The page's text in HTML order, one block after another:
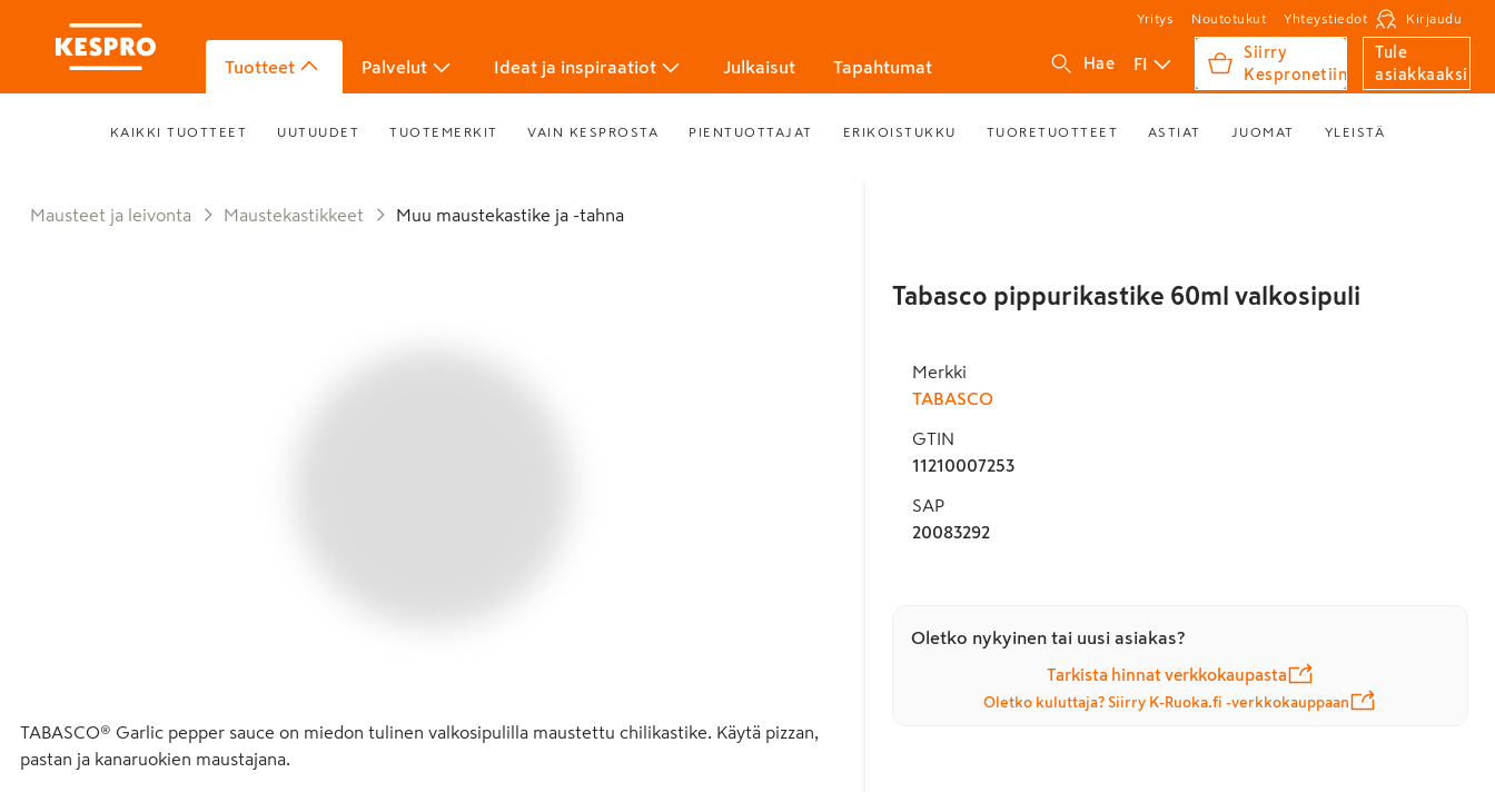
Yritys Noutotukut Yhteystiedot Kirjaudu
Tuotteet Palvelut Ideat ja inspiraatiot Julkaisut Tapahtumat Hae FI
Siirry
Kespronetiin
Tule
asiakkaaksi
KAIKKI TUOTTEET UUTUUDET TUOTEMERKIT VAIN KESPROSTA PIENTUOTTAJAT ERIKOISTUKKU TUORETUOTTEET ASTIAT JUOMAT YLEISTÄ
Mausteet ja leivonta Maustekastikkeet Muu maustekastike ja -tahna
TABASCO® Garlic pepper sauce on miedon tulinen valkosipulilla maustettu chilikastike. Käytä pizzan,
pastan ja kanaruokien maustajana.
Tabasco pippurikastike 60ml valkosipuli
Merkki
TABASCO
GTIN
11210007253
SAP
20083292
Oletko nykyinen tai uusi asiakas?
Tarkista hinnat verkkokaupasta
Oletko kuluttaja? Siirry K-Ruoka.fi -verkkokauppaan